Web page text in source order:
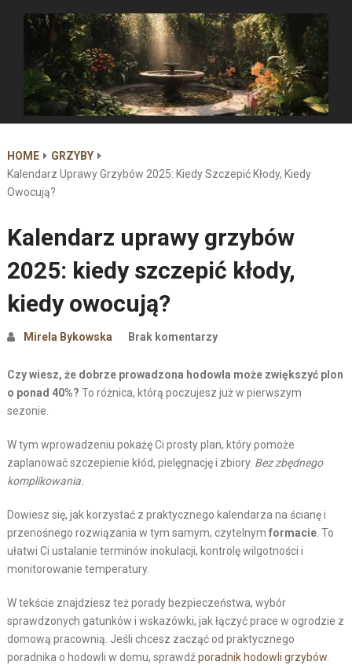
HOME
GRZYBY
Kalendarz Uprawy Grzybów 2025: Kiedy Szczepić Kłody, Kiedy
Owocują?
Kalendarz uprawy grzybów
2025: kiedy szczepić kłody,
kiedy owocują?
Mirela Bykowska Brak komentarzy
Czy wiesz, że dobrze prowadzona hodowla może zwiększyć plon
o ponad 40%? To różnica, którą poczujesz już w pierwszym
sezonie.
W tym wprowadzeniu pokażę Ci prosty plan, który pomoże
zaplanować szczepienie kłód, pielęgnację i zbiory. Bez zbędnego
komplikowania.
Dowiesz się, jak korzystać z praktycznego kalendarza na ścianę i
przenośnego rozwiązania w tym samym, czytelnym formacie. To
ułatwi Ci ustalanie terminów inokulacji, kontrolę wilgotności i
monitorowanie temperatury.
W tekście znajdziesz też porady bezpieczeństwa, wybór
sprawdzonych gatunków i wskazówki, jak łączyć prace w ogrodzie z
domową pracownią. Jeśli chcesz zacząć od praktycznego
poradnika o hodowli w domu, sprawdźporadnik hodowli grzybów.